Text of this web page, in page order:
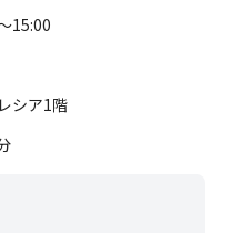
15:00
シア1階